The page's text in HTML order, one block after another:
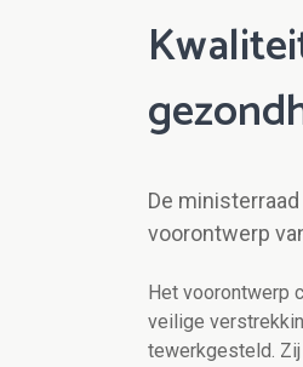
De
voorontwerp
Het voorontwerp
veilige
tewerkgesteld.